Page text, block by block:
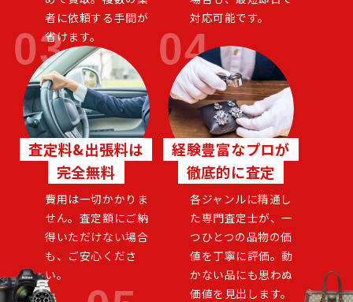
者に依頼する手間が
省けます。
対応可能です。
査定料&出張料は
完全無料
費用は一切かかりま
せん。査定額にご納
得いただけない場合
も、ご安心くださ
い。
経験豊富なプロが
徹底的に査定
各ジャンルに精通し
た専門査定士が、一
つひとつの品物の価
値を丁寧に評価。動
かない品にも思わぬ
価値を見出します。